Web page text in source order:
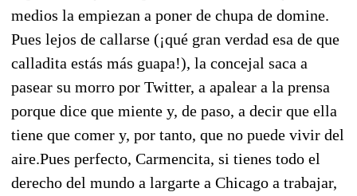
medios la empiezan a poner de chupa de domine.
Pues lejos de callarse (¡qué gran verdad esa de que
calladita estás más guapa!), la concejal saca a
pasear su morro por Twitter, a apalear a la prensa
porque dice que miente y, de paso, a decir que ella
tiene que comer y, por tanto, que no puede vivir del
aire.Pues perfecto, Carmencita, si tienes todo el
derecho del mundo a largarte a Chicago a trabajar,